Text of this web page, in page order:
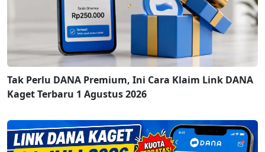
Tak Perlu DANA Premium, Ini Cara Klaim Link DANA
Kaget Terbaru 1 Agustus 2026